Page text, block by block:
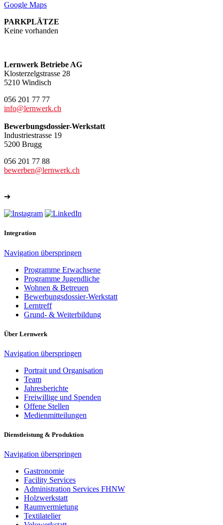
Google Maps
PARKPLÄTZE
Keine vorhanden
Lernwerk Betriebe AG
Klosterzelgstrasse 28
5210 Windisch
056 201 77 77
info@lernwerk.ch
Bewerbungsdossier-Werkstatt
Industriestrasse 19
5200 Brugg
056 201 77 88
bewerben@lernwerk.ch
➔
Integration
Navigation überspringen
Programme Erwachsene
Programme Jugendliche
Wohnen & Betreuen
Bewerbungsdossier-Werkstatt
Lerntreff
Grund- & Weiterbildung
Über Lernwerk
Navigation überspringen
Portrait und Organisation
Team
Jahresberichte
Freiwillige und Spenden
Offene Stellen
Medienmitteilungen
Dienstleistung & Produktion
Navigation überspringen
Gastronomie
Facility Services
Administration Services FHNW
Holzwerkstatt
Raumvermietung
Textilatelier